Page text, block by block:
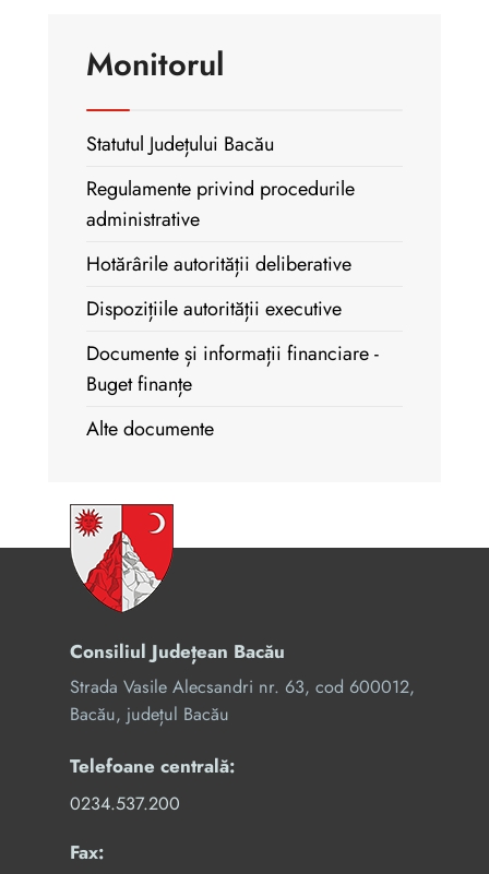
Monitorul
Statutul Județului Bacău
Regulamente privind procedurile
administrative
Hotărârile autorității deliberative
Dispozițiile autorității executive
Documente și informații financiare -
Buget finanțe
Alte documente
Consiliul Județean Bacău
Strada Vasile Alecsandri nr. 63, cod 600012,
Bacău, județul Bacău
Telefoane centrală:
0234.537.200
Fax: